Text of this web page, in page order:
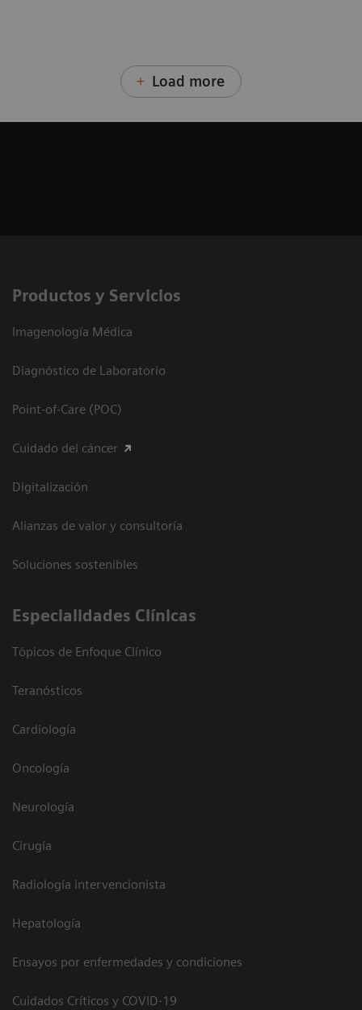
Load more
Productos y Servicios
Imagenología Médica
Diagnóstico de Laboratorio
Point-of-Care (POC)
Cuidado del cáncer
Digitalización
Alianzas de valor y consultoría
Soluciones sostenibles
Especialidades Clínicas
Tópicos de Enfoque Clínico
Teranósticos
Cardiología
Oncología
Neurología
Cirugía
Radiología intervencionista
Hepatología
Ensayos por enfermedades y condiciones
Cuidados Críticos y COVID-19